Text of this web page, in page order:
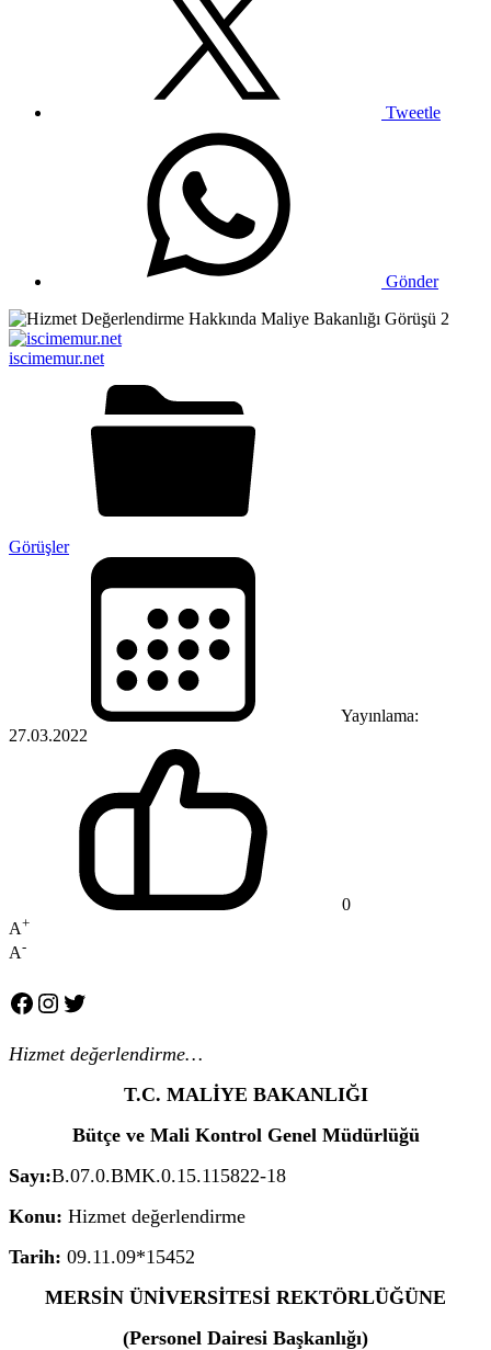
Tweetle
Gönder
iscimemur.net
Görüşler
Yayınlama:
27.03.2022
0
A+
A-
Facebook
Instagram
Twitter
Hizmet değerlendirme…
T.C. MALİYE BAKANLIĞI
Bütçe ve Mali Kontrol Genel Müdürlüğü
Sayı:B.07.0.BMK.0.15.115822-18
Konu: Hizmet değerlendirme
Tarih: 09.11.09*15452
MERSİN ÜNİVERSİTESİ REKTÖRLÜĞÜNE
(Personel Dairesi Başkanlığı)